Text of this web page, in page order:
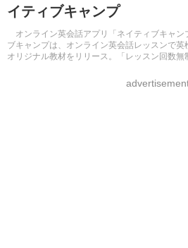
自由研究教材（小学生向け）
イティブキャンプ
オンライン英会話アプリ「ネイティブキャン
ブキャンプは、オンライン英会話レッスンで
オリジナル教材をリリース。「レッスン回数